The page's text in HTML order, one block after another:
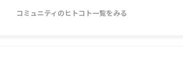
コミュニティのヒトコト一覧をみる